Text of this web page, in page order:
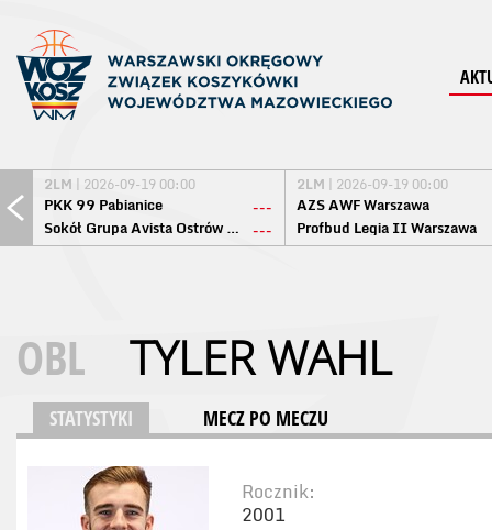
2LM | 2026-09-19 00:00
PKK 99 Pabianice
---
Sokół Grupa Avista Ostrów Maz. ---
2LM | 2026-09-19 00:00
AZS AWF Warszawa
Profbud Legia II Warszawa
OBL TYLER WAHL
STATYSTYKI MECZ PO MECZU
Rocznik:
2001